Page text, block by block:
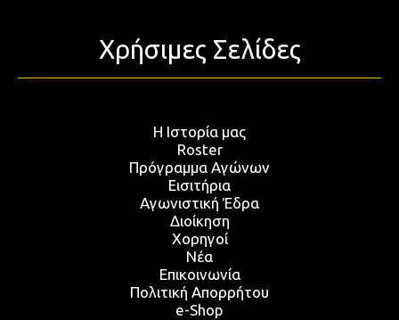
Χρήσιμες Σελίδες
Η Ιστορία μας
Roster
Πρόγραμμα Αγώνων
Εισιτήρια
Αγωνιστική Έδρα
Διοίκηση
Χορηγοί
Νέα
Επικοινωνία
Πολιτική Απορρήτου
e-Shop